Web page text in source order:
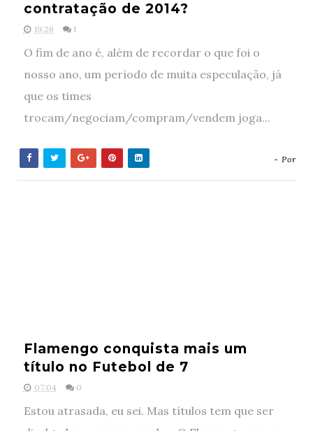
contratação de 2014?
19:26 1
O fim de ano é, além de recordar o que foi o
nosso ano, um período de muita especulação, já
que os times
trocam/negociam/compram/vendem joga...
- Por
Flamengo conquista mais um
título no Futebol de 7
07:04 0
Estou atrasada, eu sei. Mas títulos tem que ser